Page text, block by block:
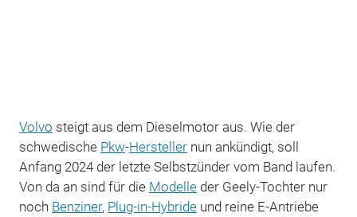
Volvo steigt aus dem Dieselmotor aus. Wie der
schwedische Pkw-Herstellernun ankündigt, soll
Anfang 2024 der letzte Selbstzünder vom Band laufen.
Von da an sind für die Modelleder Geely-Tochter nur
noch Benziner, Plug-in-Hybrideund reine E-Antriebe